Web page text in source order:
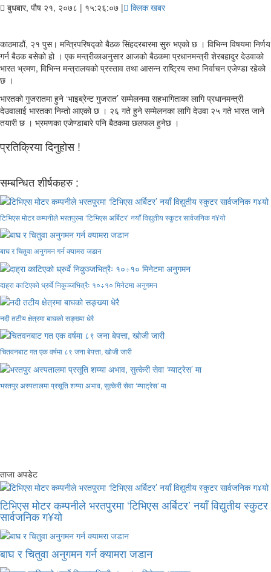
बुधबार, पौष २१, २०७८ | १५:२६:०७ | क्लिक खबर
काठमाडौं, २१ पुस। मन्त्रिपरिषद्को बैठक सिंहदरबारमा सुरु भएको छ । विभिन्न विषयमा निर्णय
गर्न बैठक बसेको हो । एक मन्त्रीकाअनुसार आजको बैठकमा प्रधानमन्त्री शेरबहादुर देउवाको
भारत भ्रमण, विभिन्न मन्त्रालयको प्रस्ताव तथा आसन्न राष्ट्रिय सभा निर्वाचन एजेण्डा रहेको
छ ।
भारतको गुजरातमा हुने ‘भाइब्रेन्ट गुजरात’ सम्मेलनमा सहभागिताका लागि प्रधानमन्त्री
देउवालाई भारतका निम्तो आएको छ । २६ गते हुने सम्मेलनका लागि देउवा २५ गते भारत जाने
तयारी छ । भ्रमणका एजेण्डाबारे पनि बैठकमा छलफल हुनेछ ।
प्रतिक्रिया दिनुहोस !
सम्बन्धित शीर्षकहरु :
टिभिएस मोटर कम्पनीले भरतपुरमा ‘टिभिएस अर्बिटर’ नयाँ विद्युतीय स्कुटर सार्वजनिक ग¥यो
बाघ र चितुवा अनुगमन गर्न क्यामरा जडान
दाह्रा काटिएको ध्रुर्वे निकुञ्जभित्रैः १०÷१० मिनेटमा अनुगमन
नदी तटीय क्षेत्रमा बाघको सङ्ख्या धेरै
चितवनबाट गत एक वर्षमा ८९ जना बेपत्ता, खोजी जारी
भरतपुर अस्पतालमा प्रसूति शय्या अभाव, सुत्केरी सेवा ‘म्याट्रेस’ मा
ताजा अपडेट
टिभिएस मोटर कम्पनीले भरतपुरमा ‘टिभिएस अर्बिटर’ नयाँ विद्युतीय स्कुटर
सार्वजनिक ग¥यो
बाघ र चितुवा अनुगमन गर्न क्यामरा जडान